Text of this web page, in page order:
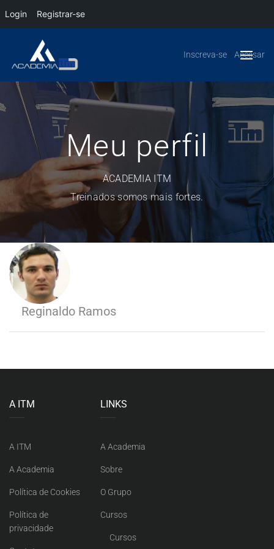
Login Registrar-se
Inscreva-se / Acessar
Meu perfil
ACADEMIA ITM
Treinados somos mais fortes.
Reginaldo Ramos
A ITM
A ITM
A Academia
Política de Cookies
Política de
privacidade
LINKS
A Academia
Sobre
O Grupo
Cursos
Cursos